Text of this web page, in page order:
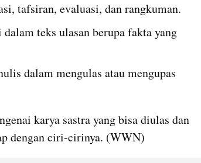
tafsiran, evaluasi, dan rangkuman.
teks ulasan berupa fakta yang
dalam mengulas atau mengupas
karya sastra yang bisa diulas dan
dengan ciri-cirinya. (WWN)